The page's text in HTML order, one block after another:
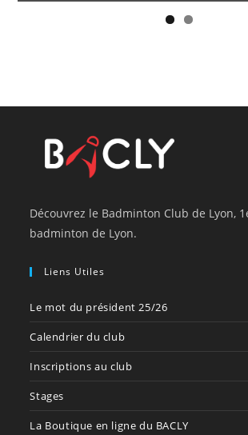
Découvrez le Badminton Club de Lyon,
badminton de Lyon.
Liens Utiles
Le mot du président 25/26
Calendrier du club
Inscriptions au club
Stages
La Boutique en ligne du BACLY